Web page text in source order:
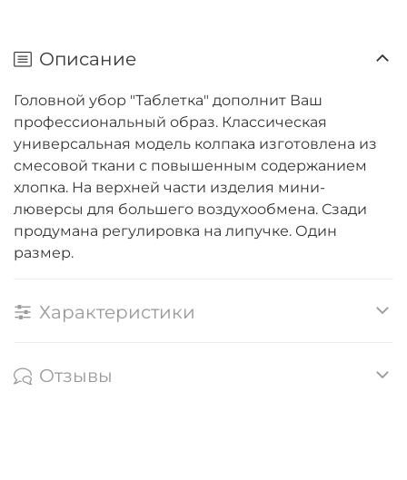
Описание
Головной убор "Таблетка" дополнит Ваш
профессиональный образ. Классическая
универсальная модель колпака изготовлена из
смесовой ткани с повышенным содержанием
хлопка. На верхней части изделия мини-
люверсы для большего воздухообмена. Сзади
продумана регулировка на липучке. Один
размер.
Характеристики
Отзывы